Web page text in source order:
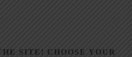
SITE! CHOOSE YOUR